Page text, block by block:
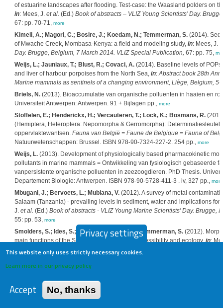
of estuarine landscapes after flooding. Test-case: the Waasland polders on
in: Mees, J. et al. (Ed.) Book of abstracts – VLIZ Young Scientists’ Day.
67: pp. 70-71, more
Kimeli, A.; Magori, C.; Bosire, J.; Koedam, N.; Temmerman, S.(2014).
of Mwache Creek, Mombasa-Kenya: a field and modeling study, in: Mees, J.
Day. Brugge, Belgium, 7 March 2014. VLIZ Special Publication, 67: pp. 75,
Weijs, L.; Jauniaux, T.; Blust, R.; Covaci, A.(2014). Baseline levels of
and liver of harbour porpoises from the North Sea, in:Abstract book 28th
Marine mammals as sentinels of a changing environment, Liège, Belgium, 5-
Briels, N.(2013). Bioaccumulatie van organische polluenten in haaien en
Universiteit Antwerpen: Antwerpen. 91 + Bijlagen pp., more
Stoffelen, E.; Henderickx, H.; Vercauteren, T.; Lock, K.; Bosmans, R.
(Hemiptera, Heteroptera: Nepomorpha & Gerromorpha):
oppervlaktewantsen. Fauna van België = Faune de Belgique = Fauna of
Natuurwetenschappen: Brussel. ISBN 978-90-7324-227-2. 254 pp., more
Weijs, L.(2013). Development of physiologically based pharmacokinetic
pollutants in marine mammals = Ontwikkeling van fysiologisch gebaseerde
vanpersistente organische polluenten in zeezoogdieren. PhD Thesis.
Departement Biologie: Antwerpen. ISBN 978-90-5728-411-3 . iv, 327 pp., more
Mbugani, J.; Bervoets, L.; Mubiana, V.(2012). A survey of metal
Salaam (Tanzania) - prevailing levels in sediment, water and implications
J. et al. (Ed.) Book of abstracts - VLIZ Young Marine Scientists' Day. Brugge,
55: pp. 53, more
Smolders, S.; Ides, S.; Plancke, Y.; Meire, P.; Temmerman, S.(2012).
main functions of the Scheldt Estuary: safety, accessibility and ecology,in:
Marine Scientists' Day. Brugge, Belgium, 24 February 2012. VLIZ Special
story of the Scheldt estuary [POSTER]. Poster presentation. Department of
Wang, C.; Temmerman, S. (2012). Does alternative stable states theory and
and vegetated marshes? University of Antwerp. Ecosystem Management
Privacy settings
This website only uses strictly necessary cookies.
Learn more in our privacy policy
Accept No, thanks